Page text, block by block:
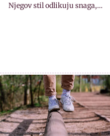
Njegov stil odlikuju snaga,…